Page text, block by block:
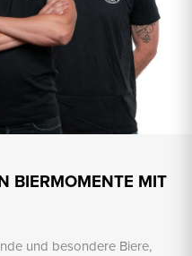
BIERMOMENTE MIT
und besondere Biere,